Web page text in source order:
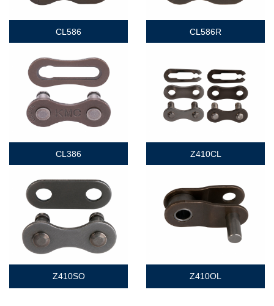
CL586 CL586R
CL386 Z410CL
Z410SO Z410OL